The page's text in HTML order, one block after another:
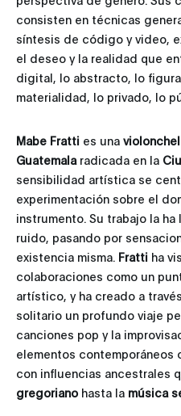
consisten en técnicas
síntesis de código y video,
el deseo y la realidad que
digital, lo abstracto, lo
materialidad, lo privado, lo
Mabe Fratti es una
Guatemalaradicada en la
sensibilidad artística se
experimentación sobre el
instrumento. Su trabajo la
ruido, pasando por
existencia misma. Fratti ha
colaboraciones como un
artístico, y ha creado a
solitario un profundo viaje
canciones pop y la
elementos contemporáneos
con influencias ancestrales
gregoriano hasta la música